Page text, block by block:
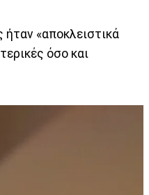
«αποκλειστικά
όσο και